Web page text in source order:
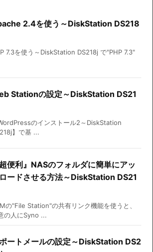
2.4を使う～DiskStation DS218
7.3を使う～DiskStation DS218j で"PHP 7.3"
Stationの設定～DiskStation DS21
WordPressのインストール2～DiskStation
】で基 ...
超便利』NASのフォルダに簡単にアッ
ードさせる方法～DiskStation DS21
の"File Station"の共有リンク機能を使うと、
の人にSyno ...
ートメールの設定～DiskStation DS2